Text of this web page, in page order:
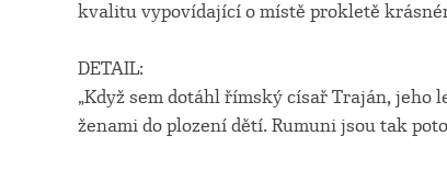
kvalitu vypovídající o místě prokletě
DETAIL:
„Když sem dotáhl římský císař Traján,
ženami do plození dětí. Rumuni jsou tak